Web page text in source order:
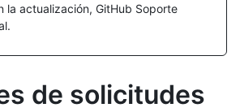
la actualización, GitHub Soporte
de solicitudes